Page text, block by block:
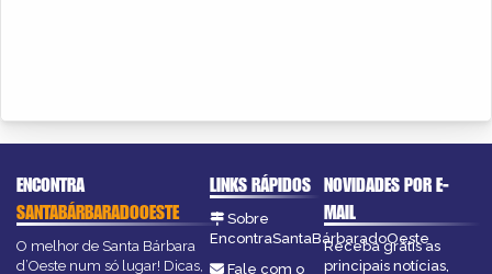
ENCONTRA
SANTABÁRBARADOOESTE
O melhor de Santa Bárbara
d’Oeste num só lugar! Dicas,
LINKS RÁPIDOS
Sobre
EncontraSantaBárbaradoOeste
Fale com o
NOVIDADES POR E-
MAIL
Receba grátis as
principais notícias,